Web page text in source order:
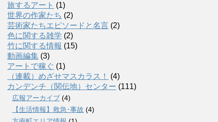
旅するアート (1)
世界の作家たち (2)
芸術家たちエピソードと名言 (2)
色に関する雑学 (2)
竹に関する情報 (15)
動画編集 (3)
アートで稼ぐ (1)
（連載）めざせマスカラス！
(4)
カンデンチ（関伝地）センター (111)
広報アーカイブ (4)
【生活情報】救急･事故 (4)